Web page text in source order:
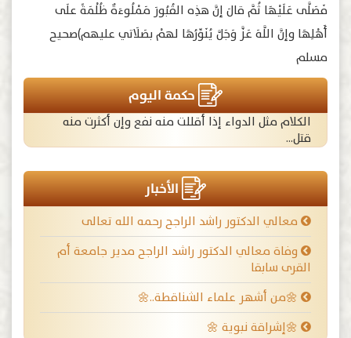
فَصَلَّى عَلَيْهَا ثُمَّ قالَ إنَّ هذِه القُبُورَ مَمْلُوءَةٌ ظُلْمَةً علَى
أَهْلِهَا وإنَّ اللَّهَ عَزَّ وَجَلَّ يُنَوِّرُهَا لهمْ بصَلَاتي عليهم)صحيح
مسلم
حكمة اليوم
الكلام مثل الدواء إذا أقللت منه نفع وإن أكثرت منه
قتل...
الأخبار
معالي الدكتور راشد الراجح رحمه الله تعالى
وفاة معالي الدكتور راشد الراجح مدير جامعة أم
القرى سابقا
🌼من أشهر علماء الشناقطة..🌼
🌼إشراقة نبوية 🌼